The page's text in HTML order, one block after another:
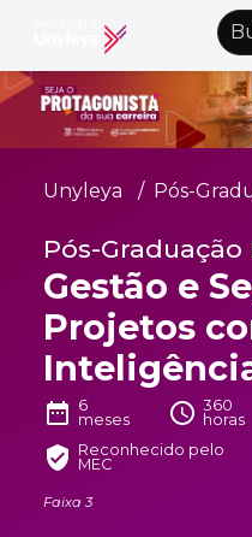
emoji_objectsAlto
Graduação EAD
Atualização
Conheça a Unyleya
Alianças Acadêmicas
Convênios keyboard_arrow_down
UnyVantagens
Unyleya Pós-
Pós-Graduação
Gestão e
Projetos
date_range 6
meses
schedule 360
horas
verified_user Reconhecido pelo
MEC
Faixa 3